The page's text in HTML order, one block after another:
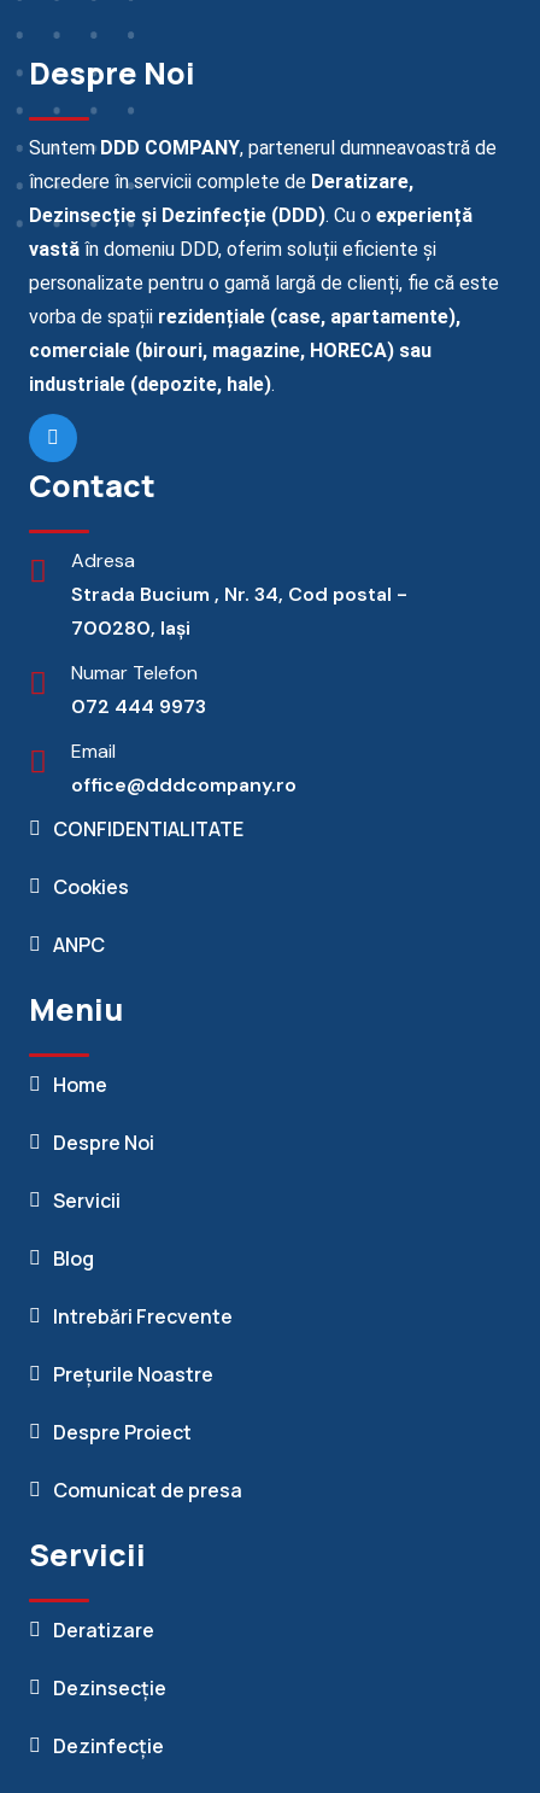
Despre Noi
Suntem DDD COMPANY, partenerul dumneavoastră de
încredere în servicii complete de Deratizare,
Dezinsecție și Dezinfecție (DDD). Cu o experiență
vastă în domeniu DDD, oferim soluții eficiente și
personalizate pentru o gamă largă de clienți, fie că este
vorba de spații rezidențiale (case, apartamente),
comerciale (birouri, magazine, HORECA) sau
industriale (depozite, hale).
Contact
Adresa
Strada Bucium , Nr. 34, Cod postal -
700280, Iași
Numar Telefon
072 444 9973
Email
office@dddcompany.ro
CONFIDENTIALITATE
Cookies
ANPC
Meniu
Home
Despre Noi
Servicii
Blog
Intrebări Frecvente
Prețurile Noastre
Despre Proiect
Comunicat de presa
Servicii
Deratizare
Dezinsecție
Dezinfecție